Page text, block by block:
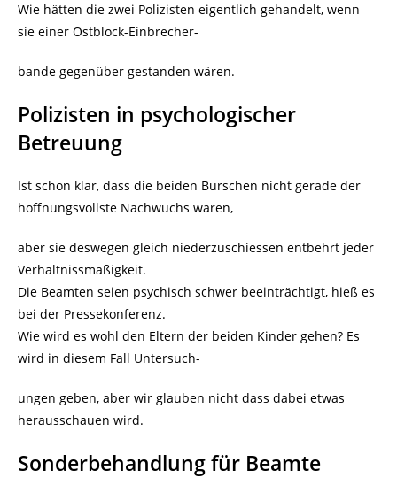
Wie hätten die zwei Polizisten eigentlich gehandelt, wenn
sie einer Ostblock-Einbrecher-
bande gegenüber gestanden wären.
Polizisten in psychologischer
Betreuung
Ist schon klar, dass die beiden Burschen nicht gerade der
hoffnungsvollste Nachwuchs waren,
aber sie deswegen gleich niederzuschiessen entbehrt jeder
Verhältnissmäßigkeit.
Die Beamten seien psychisch schwer beeinträchtigt, hieß es
bei der Pressekonferenz.
Wie wird es wohl den Eltern der beiden Kinder gehen? Es
wird in diesem Fall Untersuch-
ungen geben, aber wir glauben nicht dass dabei etwas
herausschauen wird.
Sonderbehandlung für Beamte